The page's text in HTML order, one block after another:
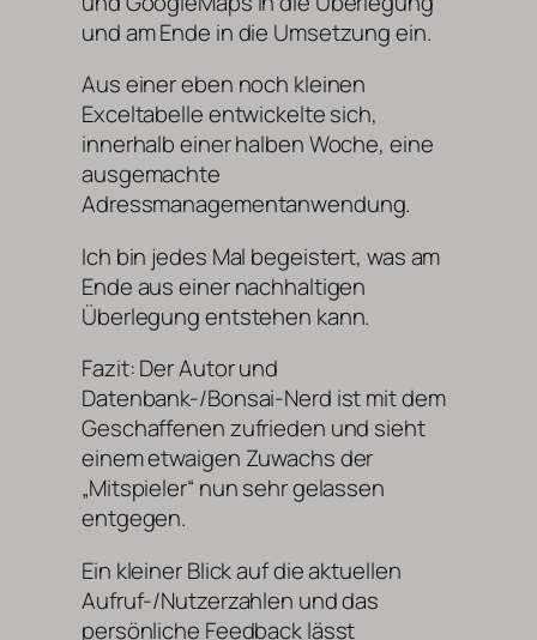
und am Ende in die Umsetzung ein.
Aus einer eben noch kleinen
Exceltabelle entwickelte sich,
innerhalb einer halben Woche, eine
ausgemachte
Adressmanagementanwendung.
Ich bin jedes Mal begeistert, was am
Ende aus einer nachhaltigen
Überlegung entstehen kann.
Fazit: Der Autor und
Datenbank-/Bonsai-Nerd ist mit dem
Geschaffenen zufrieden und sieht
einem etwaigen Zuwachs der
„Mitspieler“ nun sehr gelassen
entgegen.
Ein kleiner Blick auf die aktuellen
Aufruf-/Nutzerzahlen und das
persönliche Feedback lässt